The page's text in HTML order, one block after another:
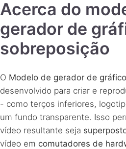
Acerca do
gerador de
sobreposição
O Modelo de gerador de
desenvolvido para criar e
- como terços inferiores,
um fundo transparente. Isso
vídeo resultante seja
vídeo em comutadores de